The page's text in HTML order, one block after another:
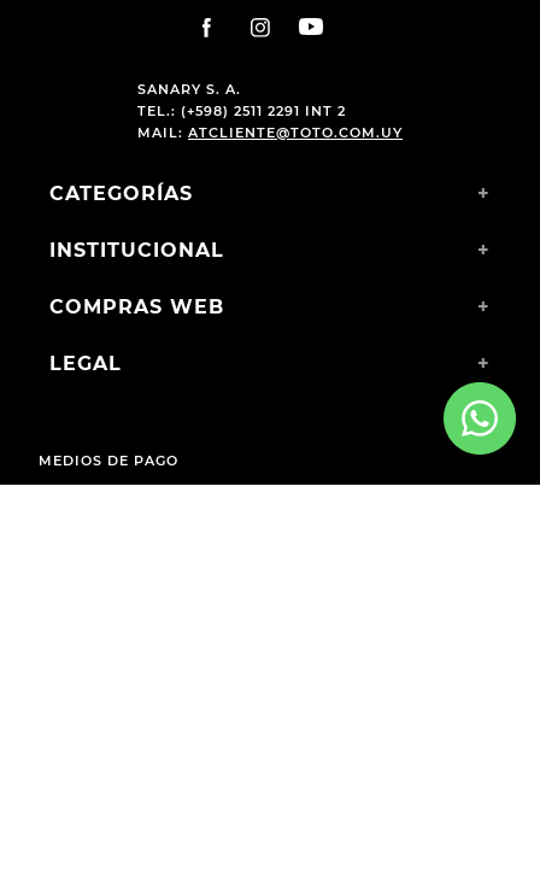
SANARY S. A.
TEL.: (+598) 2511 2291 INT 2
MAIL: ATCLIENTE@TOTO.COM.UY
CATEGORÍAS +
INSTITUCIONAL +
COMPRAS WEB +
LEGAL +
MEDIOS DE PAGO